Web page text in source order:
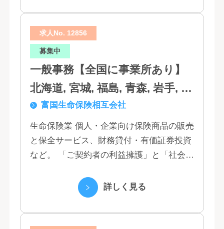
求人No. 12856
募集中
一般事務【全国に事業所あり】
北海道, 宮城, 福島, 青森, 岩手, 秋
田, 山形, 東京, 神奈川, 千葉, 埼
玉, 茨城, 栃木, 群馬, 新潟, 石川,
富山, 福井, 長野, 山梨, 愛知, 静
岡, 三重, 岐阜, 大阪, 京都, 兵庫,
滋賀, 奈良, 和歌山, 広島, 岡山, 山
口, 鳥取, 島根, 香川, 愛媛, 徳島,
高知, 福岡, 長崎, 熊本, 鹿児島, 大
富国生命保険相互会社
生命保険業 個人・企業向け保険商品の販売
と保全サービス、財務貸付・有価証券投資
など。 「ご契約者の利益擁護」と「社会へ
づく「お客さま基点」をスローガンに掲
詳しく見る